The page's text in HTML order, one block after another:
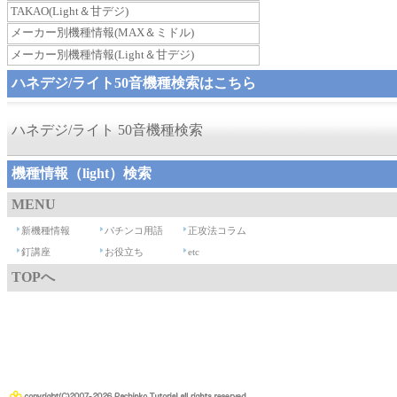
TAKAO(Light＆甘デジ)
メーカー別機種情報(MAX＆ミドル)
メーカー別機種情報(Light＆甘デジ)
ハネデジ/ライト50音機種検索はこちら
ハネデジ/ライト 50音機種検索
機種情報（light）検索
MENU
新機種情報 パチンコ用語
正攻法コラム
釘講座
お役立ち etc
TOPへ